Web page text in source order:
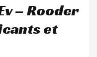
– Rooder
et